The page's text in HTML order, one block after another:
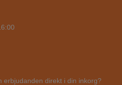
erbjudanden direkt i din inkorg?